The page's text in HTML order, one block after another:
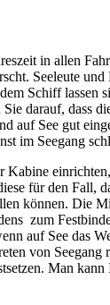
in allen
Seeleute und
Schiff lassen
darauf, dass
auf See gut
im Seegang
Kabine
für den Fall,
können. Die
zum
auf See das
von Seegang
Man